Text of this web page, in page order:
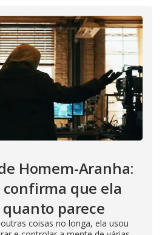
Homem-Aranha:
confirma que ela
parece
coisas no longa, ela usou